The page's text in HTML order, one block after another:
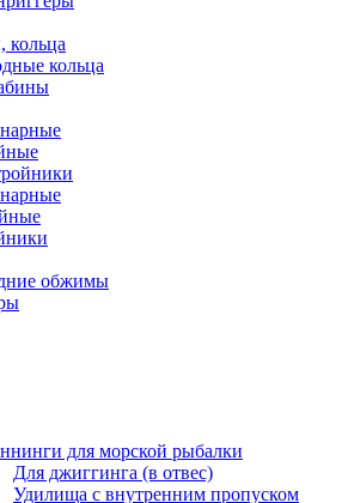
кольца
кольца
обжимы
для морской рыбалки
Для джиггинга (в отвес)
Удилища с внутренним пропуском